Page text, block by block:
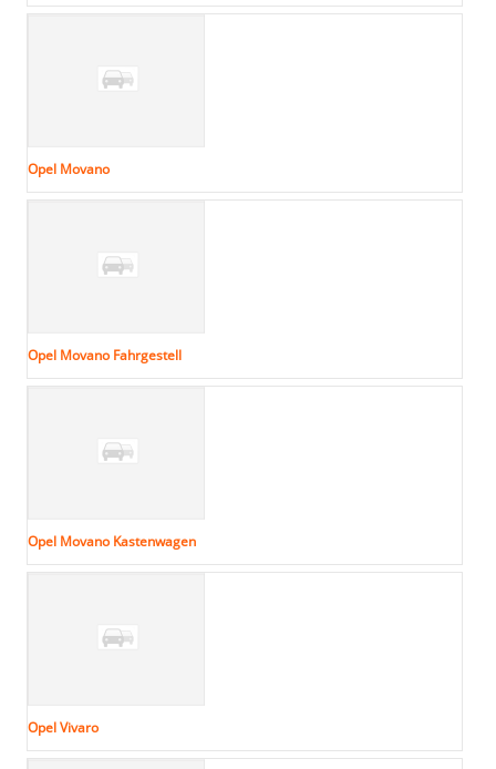
Opel Movano
Opel Movano Fahrgestell
Opel Movano Kastenwagen
Opel Vivaro